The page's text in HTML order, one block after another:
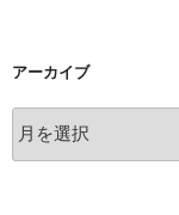
アーカイブ
ー